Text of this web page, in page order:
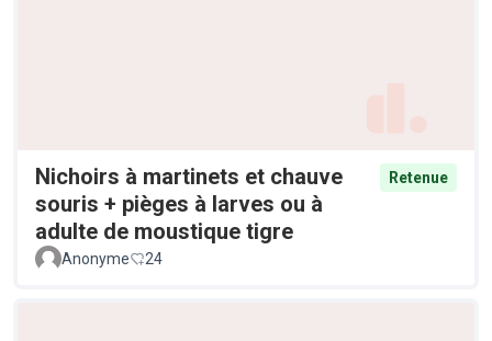
Nichoirs à martinets et chauve
souris + pièges à larves ou à
adulte de moustique tigre
Retenue
Anonyme 24